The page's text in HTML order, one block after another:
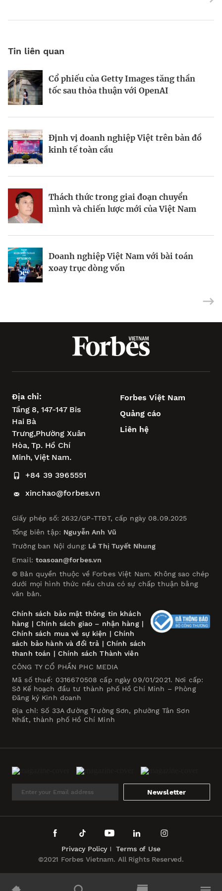
Tin liên quan
Cổ phiếu của Getty Images tăng thần
tốc sau thỏa thuận với OpenAI
Định vị doanh nghiệp Việt trên bản đồ
kinh tế toàn cầu
Thách thức trong giai đoạn chuyển
mình và chiến lược mới của Việt Nam
Doanh nghiệp Việt Nam với bài toán
xoay trục dòng vốn
Động lực và những “điểm nghẽn” trên
hành trình kiến thiết đô thị xanh
Bất động sản công nghiệp xanh: sức
mạnh từ công nghệ và vốn
Từ hài hòa đến hưng thịnh: Phụ nữ
trong tầm nhìn kinh tế của Canada tại
Siêu dự án tìm bệ phóng khi xoay trục
tăng trưởng
World Bank: Việt Nam cần điều chỉnh
mô hình tăng trưởng
Bà Đặng Minh Phương: Mạnh dạn đón
cơ hội, tạo dấu ấn mới
Viết lại chiến lược kinh doanh trong
thời đại bất định
Vũng Tàu – “điểm tựa vịnh biển” để
TP.HCM vươn tầm châu Á
Địa chỉ:
Tầng 8, 147-147 Bis
Hai Bà
Trưng,Phường Xuân
Hòa,Tp. Hồ Chí
Minh, Việt Nam.
+84 39 3965551
xinchao@forbes.vn
Forbes Việt Nam
Quảng cáo
Liên hệ
Giấy phép số: 2632/GP-TTĐT, cấp ngày 08.09.2025
Tổng biên tập: Nguyễn Anh Vũ
Trưởng ban Nội dung: Lê Thị Tuyết Nhung
Email: toasoan@forbes.vn
© Bản quyền thuộc về Forbes Việt Nam. Không sao chép
dưới mọi hình thức nếu chưa có sự chấp thuận bằng
văn bản.
Chính sách bảo mật thông tin khách
hàng | Chính sách giao – nhận hàng|
Chính sách mua vé sự kiện | Chính
sách bảo hành và đổi trả | Chính sách
thanh toán | Chính sách Thành viên
CÔNG TY CỔ PHẦN PHC MEDIA
Mã số thuế: 0316670508 cấp ngày 09/01/2021. Nơi cấp:
Sở Kế hoạch đầu tư thành phố Hồ Chí Minh – Phòng
Đăng ký Kinh doanh
Địa chỉ: Số 33A đường Trường Sơn, phường Tân Sơn
Nhất, thành phố Hồ Chí Minh
Newsletter
©2021 Forbes Vietnam. All Rights Reserved.
Privacy Policy Terms of Use